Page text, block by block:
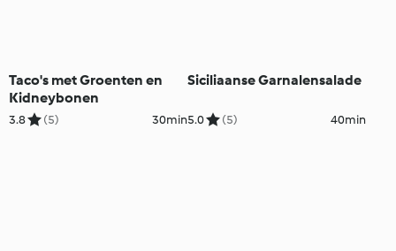
Taco's met Groenten en
Kidneybonen
3.8 (5) 30min
Siciliaanse Garnalensalade
5.0 (5) 40min